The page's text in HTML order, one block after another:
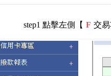
step1 點擊左側【 F 交